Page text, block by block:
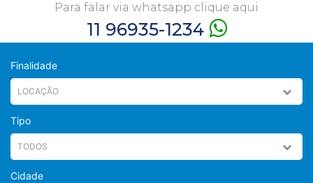
Para falar via whatsapp clique aqui
11 96935-1234
Finalidade
Tipo
Cidade